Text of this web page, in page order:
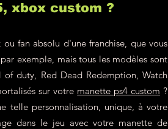
xbox custom ?
fan absolu d'une franchise, que vous
exemple, mais tous les modèles sont
duty, Red Dead Redemption, Watch
sur votre manette ps4 custom ?
telle personnalisation, unique, à votre
dans le jeu avec votre manette de